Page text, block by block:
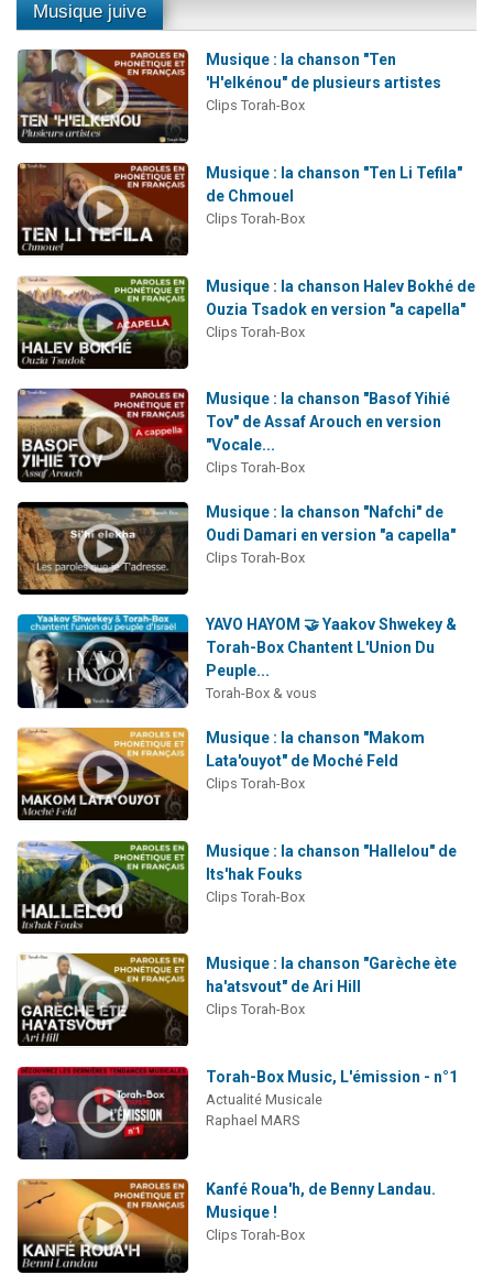
Musique juive
Musique : la chanson "Ten
'H'elkénou" de plusieurs artistes
Clips Torah-Box
Musique : la chanson "Ten Li Tefila"
de Chmouel
Clips Torah-Box
Musique : la chanson Halev Bokhé de
Ouzia Tsadok en version "a capella"
Clips Torah-Box
Musique : la chanson "Basof Yihié
Tov" de Assaf Arouch en version
"Vocale...
Clips Torah-Box
Musique : la chanson "Nafchi" de
Oudi Damari en version "a capella"
Clips Torah-Box
YAVO HAYOM 🤝 Yaakov Shwekey &
Torah-Box Chantent L'Union Du
Peuple...
Torah-Box & vous
Musique : la chanson "Makom
Lata'ouyot" de Moché Feld
Clips Torah-Box
Musique : la chanson "Hallelou" de
Its'hak Fouks
Clips Torah-Box
Musique : la chanson "Garèche ète
ha'atsvout" de Ari Hill
Clips Torah-Box
Torah-Box Music, L'émission - n°1
Actualité Musicale
Raphael MARS
Kanfé Roua'h, de Benny Landau.
Musique !
Clips Torah-Box